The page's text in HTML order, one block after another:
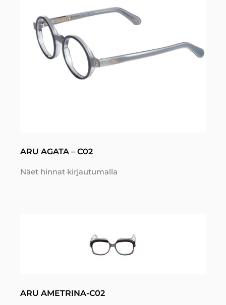
ARU AGATA – C02
Näet hinnat kirjautumalla
ARU AMETRINA-C02